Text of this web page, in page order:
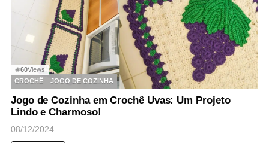
◉60Views
CROCHÊ
JOGO DE COZINHA
Jogo de Cozinha em Crochê Uvas: Um Projeto
Lindo e Charmoso!
08/12/2024